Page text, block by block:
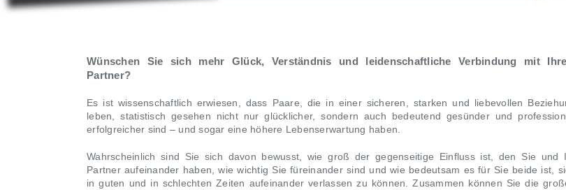
Wünschen Sie sich mehr Glück, Verständnis und leidenschaftliche Verbindung mit
Partner?
Es ist wissenschaftlich erwiesen, dass Paare, die in einer sicheren, starken und liebevollen
leben, statistisch gesehen nicht nur glücklicher, sondern auch bedeutend gesünder und
erfolgreicher sind – und sogar eine höhere Lebenserwartung haben.
Wahrscheinlich sind Sie sich davon bewusst, wie groß der gegenseitige Einfluss ist, den Sie und
Partner aufeinander haben, wie wichtig Sie füreinander sind und wie bedeutsam es für Sie beide ist,
in guten und in schlechten Zeiten aufeinander verlassen zu können. Zusammen können Sie die